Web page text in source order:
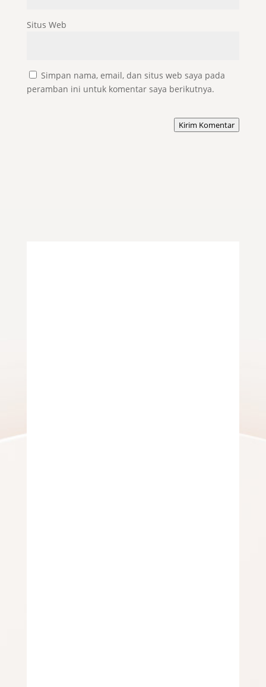
Situs Web
Simpan nama, email, dan situs web saya pada
peramban ini untuk komentar saya berikutnya.
Kirim Komentar